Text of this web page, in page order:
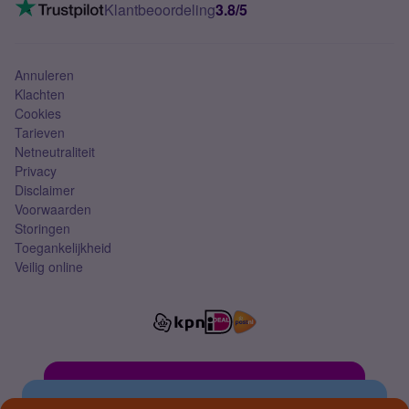
Mobiel abonnement
Klantbeoordeling3.8/5
Annuleren
Klachten
Cookies
Tarieven
Netneutraliteit
Privacy
Disclaimer
Voorwaarden
Storingen
Toegankelijkheid
Veilig online